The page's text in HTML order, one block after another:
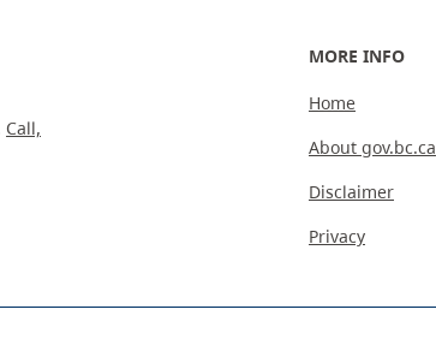
Call,
MORE INFO
Home
About gov.bc.ca
Disclaimer
Privacy